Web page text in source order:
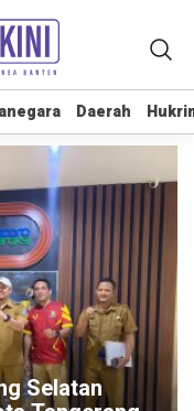
Daerah
Daerah
Selatan